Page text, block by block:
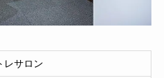
レサロン